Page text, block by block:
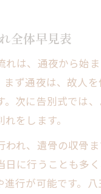
の特徴とは
れの進め方
族の意向
かる手引き
早見ガイド
い進行手順
れの違い
の準備事項
全体早見表
れは、通夜から始
まず通夜は、故人
。次に告別式では
をします。
われ、遺骨の収骨
日に行うことも多
進行が可能です。